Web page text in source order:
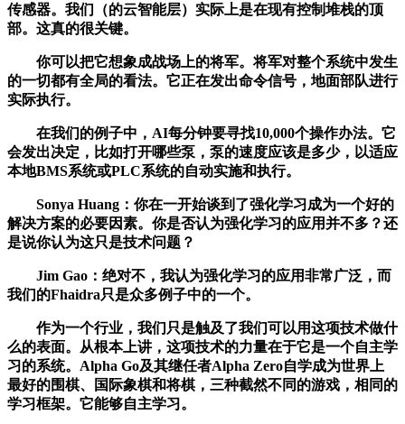
传感器。我们（的云智能层）实际上是在现有控制堆栈的顶
部。这真的很关键。
你可以把它想象成战场上的将军。将军对整个系统中发生
的一切都有全局的看法。它正在发出命令信号，地面部队进行
实际执行。
在我们的例子中，AI每分钟要寻找10,000个操作办法。它
会发出决定，比如打开哪些泵，泵的速度应该是多少，以适应
本地BMS系统或PLC系统的自动实施和执行。
Sonya Huang：你在一开始谈到了强化学习成为一个好的
解决方案的必要因素。你是否认为强化学习的应用并不多？还
是说你认为这只是技术问题？
Jim Gao：绝对不，我认为强化学习的应用非常广泛，而
我们的Fhaidra只是众多例子中的一个。
作为一个行业，我们只是触及了我们可以用这项技术做什
么的表面。从根本上讲，这项技术的力量在于它是一个自主学
习的系统。Alpha Go及其继任者Alpha Zero自学成为世界上
最好的围棋、国际象棋和将棋，三种截然不同的游戏，相同的
学习框架。它能够自主学习。